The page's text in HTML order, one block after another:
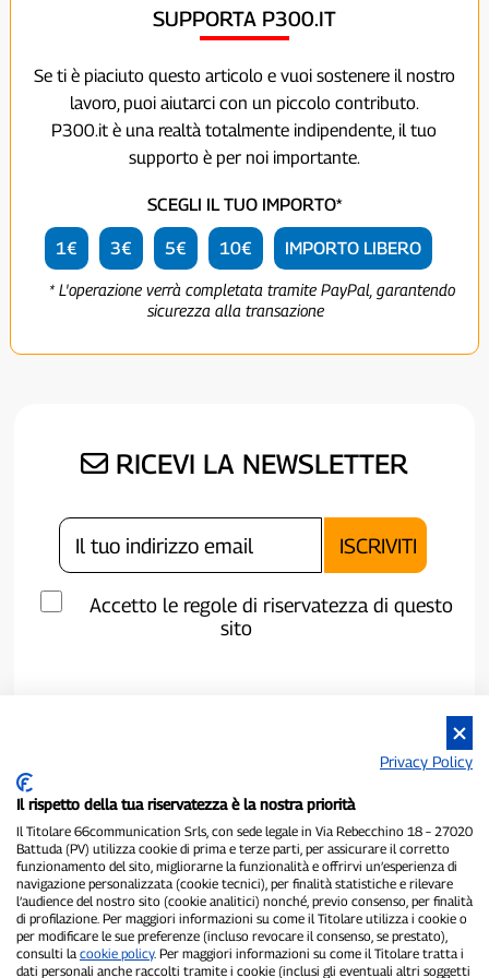
SUPPORTA P300.IT
Se ti è piaciuto questo articolo e vuoi sostenere il nostro
lavoro, puoi aiutarci con un piccolo contributo.
P300.it è una realtà totalmente indipendente, il tuo
supporto è per noi importante.
SCEGLI IL TUO IMPORTO*
1€ 3€ 5€ 10€ IMPORTO LIBERO
* L'operazione verrà completata tramite PayPal, garantendo
sicurezza alla transazione
RICEVI LA NEWSLETTER
Accetto le regole di riservatezza di questo
sito
P300.it è una Testata Giornalistica indipendente
Registrazione numero 1/2021 del 1/2/2021 - Tribunale di Pavia
Proprietario ed editore:66communication Srls- P.IVA
02798890188
Privacy Policy
Il rispetto della tua riservatezza è la nostra priorità
Il Titolare 66communication Srls, con sede legale in Via Rebecchino 18 – 27020
Battuda (PV) utilizza cookie di prima e terze parti, per assicurare il corretto
funzionamento del sito, migliorarne la funzionalità e offrirvi un’esperienza di
navigazione personalizzata (cookie tecnici), per finalità statistiche e rilevare
l’audience del nostro sito (cookie analitici) nonché, previo consenso, per finalità
di profilazione. Per maggiori informazioni su come il Titolare utilizza i cookie o
per modificare le sue preferenze (incluso revocare il consenso, se prestato),
consulti la cookie policy. Per maggiori informazioni su come il Titolare tratta i
dati personali anche raccolti tramite i cookie (inclusi gli eventuali altri soggetti